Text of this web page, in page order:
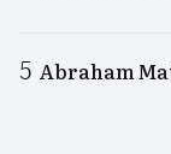
Abraham